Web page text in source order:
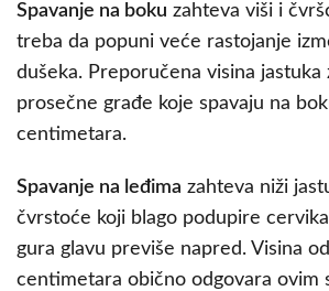
Spavanje na boku zahteva viši i
treba da popuni veće rastojanje
dušeka. Preporučena visina jastuka
prosečne građe koje spavaju na
centimetara.
Spavanje na leđima zahteva niži
čvrstoće koji blago podupire
gura glavu previše napred. Visina
centimetara obično odgovara ovim